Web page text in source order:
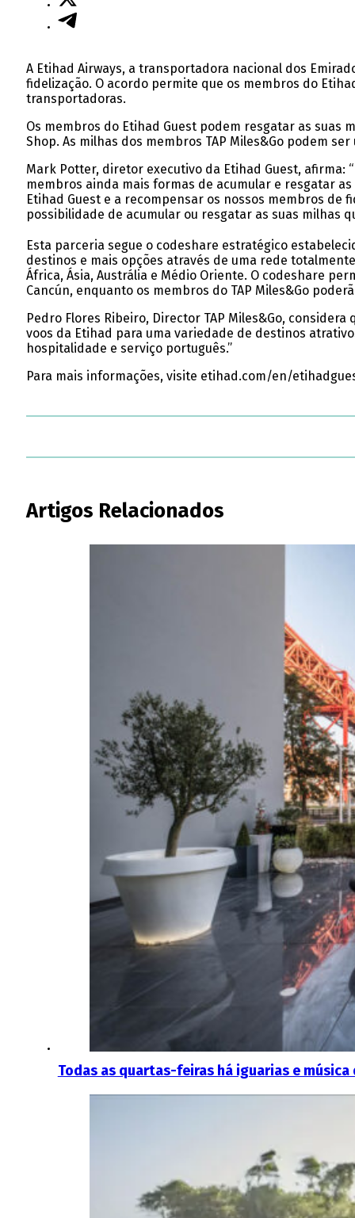
A Etihad Airways, a transportadora nacional dos
fidelização. O acordo permite que os membros do
transportadoras.
Os membros do Etihad Guest podem resgatar as suas
Shop. As milhas dos membros TAP Miles&Go podem
Mark Potter, diretor executivo da Etihad Guest, afirma:
membros ainda mais formas de acumular e resgatar
Etihad Guest e a recompensar os nossos membros de
possibilidade de acumular ou resgatar as suas milhas
Esta parceria segue o codeshare estratégico
destinos e mais opções através de uma rede
África, Ásia, Austrália e Médio Oriente. O codeshare
Cancún, enquanto os membros do TAP Miles&Go
Pedro Flores Ribeiro, Director TAP Miles&Go,
voos da Etihad para uma variedade de destinos
hospitalidade e serviço português.”
Para mais informações, visite etihad.com/en/
Artigos Relacionados
Todas as quartas-feiras há iguarias e música